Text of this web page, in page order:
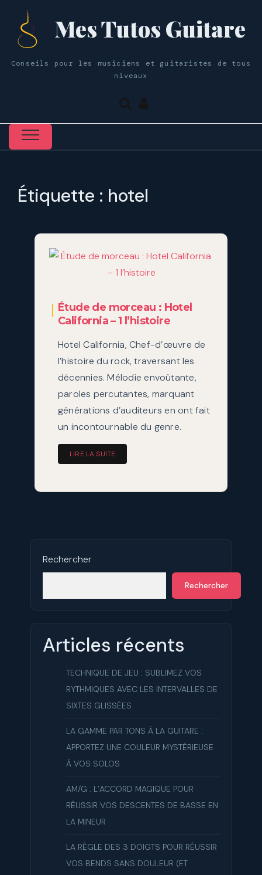
Mes Tutos Guitare
Conseils pour les musiciens et guitaristes de tous
niveaux
Étiquette : hotel
Étude de morceau : Hotel
California – 1 l’histoire
Hotel California, Chef-d’œuvre de
l’histoire du rock, traversant les
décennies. Mélodie envoûtante,
paroles percutantes, marquant
générations d’auditeurs en ont fait
un incontournable du genre.
LIRE LA SUITE
Rechercher
Rechercher
Articles récents
TECHNIQUE DE JEU : SUBLIMEZ VOS
RYTHMIQUES AVEC LES INTERVALLES DE
SIXTES GLISSÉES
LA GAMME PAR TONS À LA GUITARE :
APPORTEZ UNE COULEUR MYSTÉRIEUSE
À VOS SOLOS
AM/G : L’ACCORD MAGIQUE POUR
RÉUSSIR VOS DESCENTES DE BASSE EN
LA MINEUR
LA RÈGLE DES 3 DOIGTS POUR RÉUSSIR
VOS BENDS SANS DOULEUR (ET